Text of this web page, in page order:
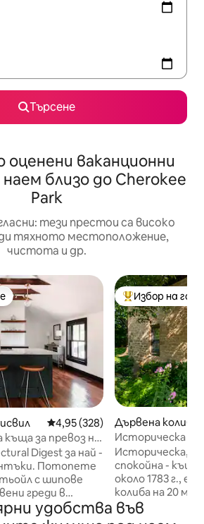
Търсене
оценени ваканционни
близо до Cherokee
Park
тези престои са високо
тяхното местоположение,
чистота и др.
Средна оценка: 4,95 от 5,
4,95 (328)
къща за превоз на
Digest за най -
с шипове
греди в
с минимален,
историческо
Най-популярен
Избор на
Дървена колиба
Историческа
Историческа,
спокойна -
около 1783 г., е
колиба на 20
имение от 13 акра. В
удобства във